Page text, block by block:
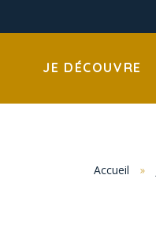
JE DÉCOUVRE
Accueil »